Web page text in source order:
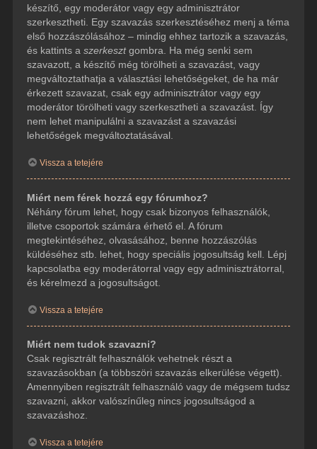
készítő, egy moderátor vagy egy adminisztrátor
szerkesztheti. Egy szavazás szerkesztéséhez menj a téma
első hozzászólásához – mindig ehhez tartozik a szavazás,
és kattints a szerkesztgombra. Ha még senki sem
szavazott, a készítő még törölheti a szavazást, vagy
megváltoztathatja a választási lehetőségeket, de ha már
érkezett szavazat, csak egy adminisztrátor vagy egy
moderátor törölheti vagy szerkesztheti a szavazást. Így
nem lehet manipulálni a szavazást a szavazási
lehetőségek megváltoztatásával.
Vissza a tetejére
Miért nem férek hozzá egy fórumhoz?
Néhány fórum lehet, hogy csak bizonyos felhasználók,
illetve csoportok számára érhető el. A fórum
megtekintéséhez, olvasásához, benne hozzászólás
küldéséhez stb. lehet, hogy speciális jogosultság kell. Lépj
kapcsolatba egy moderátorral vagy egy adminisztrátorral,
és kérelmezd a jogosultságot.
Vissza a tetejére
Miért nem tudok szavazni?
Csak regisztrált felhasználók vehetnek részt a
szavazásokban (a többszöri szavazás elkerülése végett).
Amennyiben regisztrált felhasználó vagy de mégsem tudsz
szavazni, akkor valószínűleg nincs jogosultságod a
szavazáshoz.
Vissza a tetejére